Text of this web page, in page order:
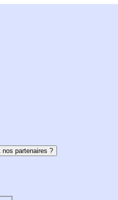
nos partenaires ?